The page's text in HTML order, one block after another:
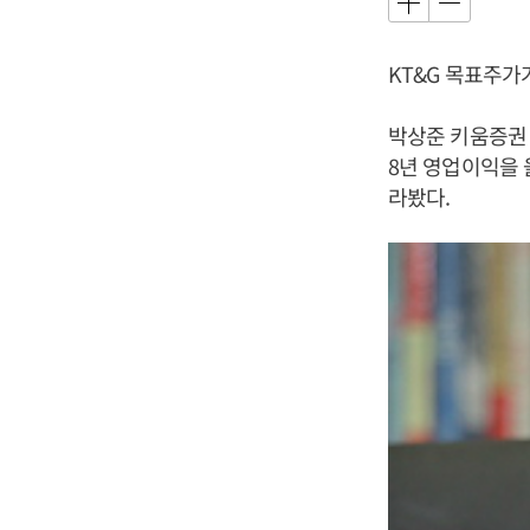
KT&G 목표주가
박상준 키움증
8년 영업이익을
라봤다.